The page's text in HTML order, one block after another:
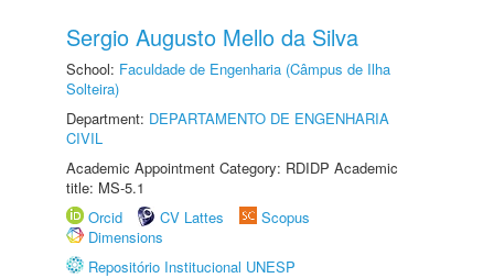
Sergio Augusto Mello da Silva
School: Faculdade de Engenharia (Câmpus de Ilha
Solteira)
Department: DEPARTAMENTO DE ENGENHARIA
CIVIL
Academic Appointment Category: RDIDP Academic
title: MS-5.1
Orcid
CV Lattes
Scopus
Dimensions
Repositório Institucional UNESP